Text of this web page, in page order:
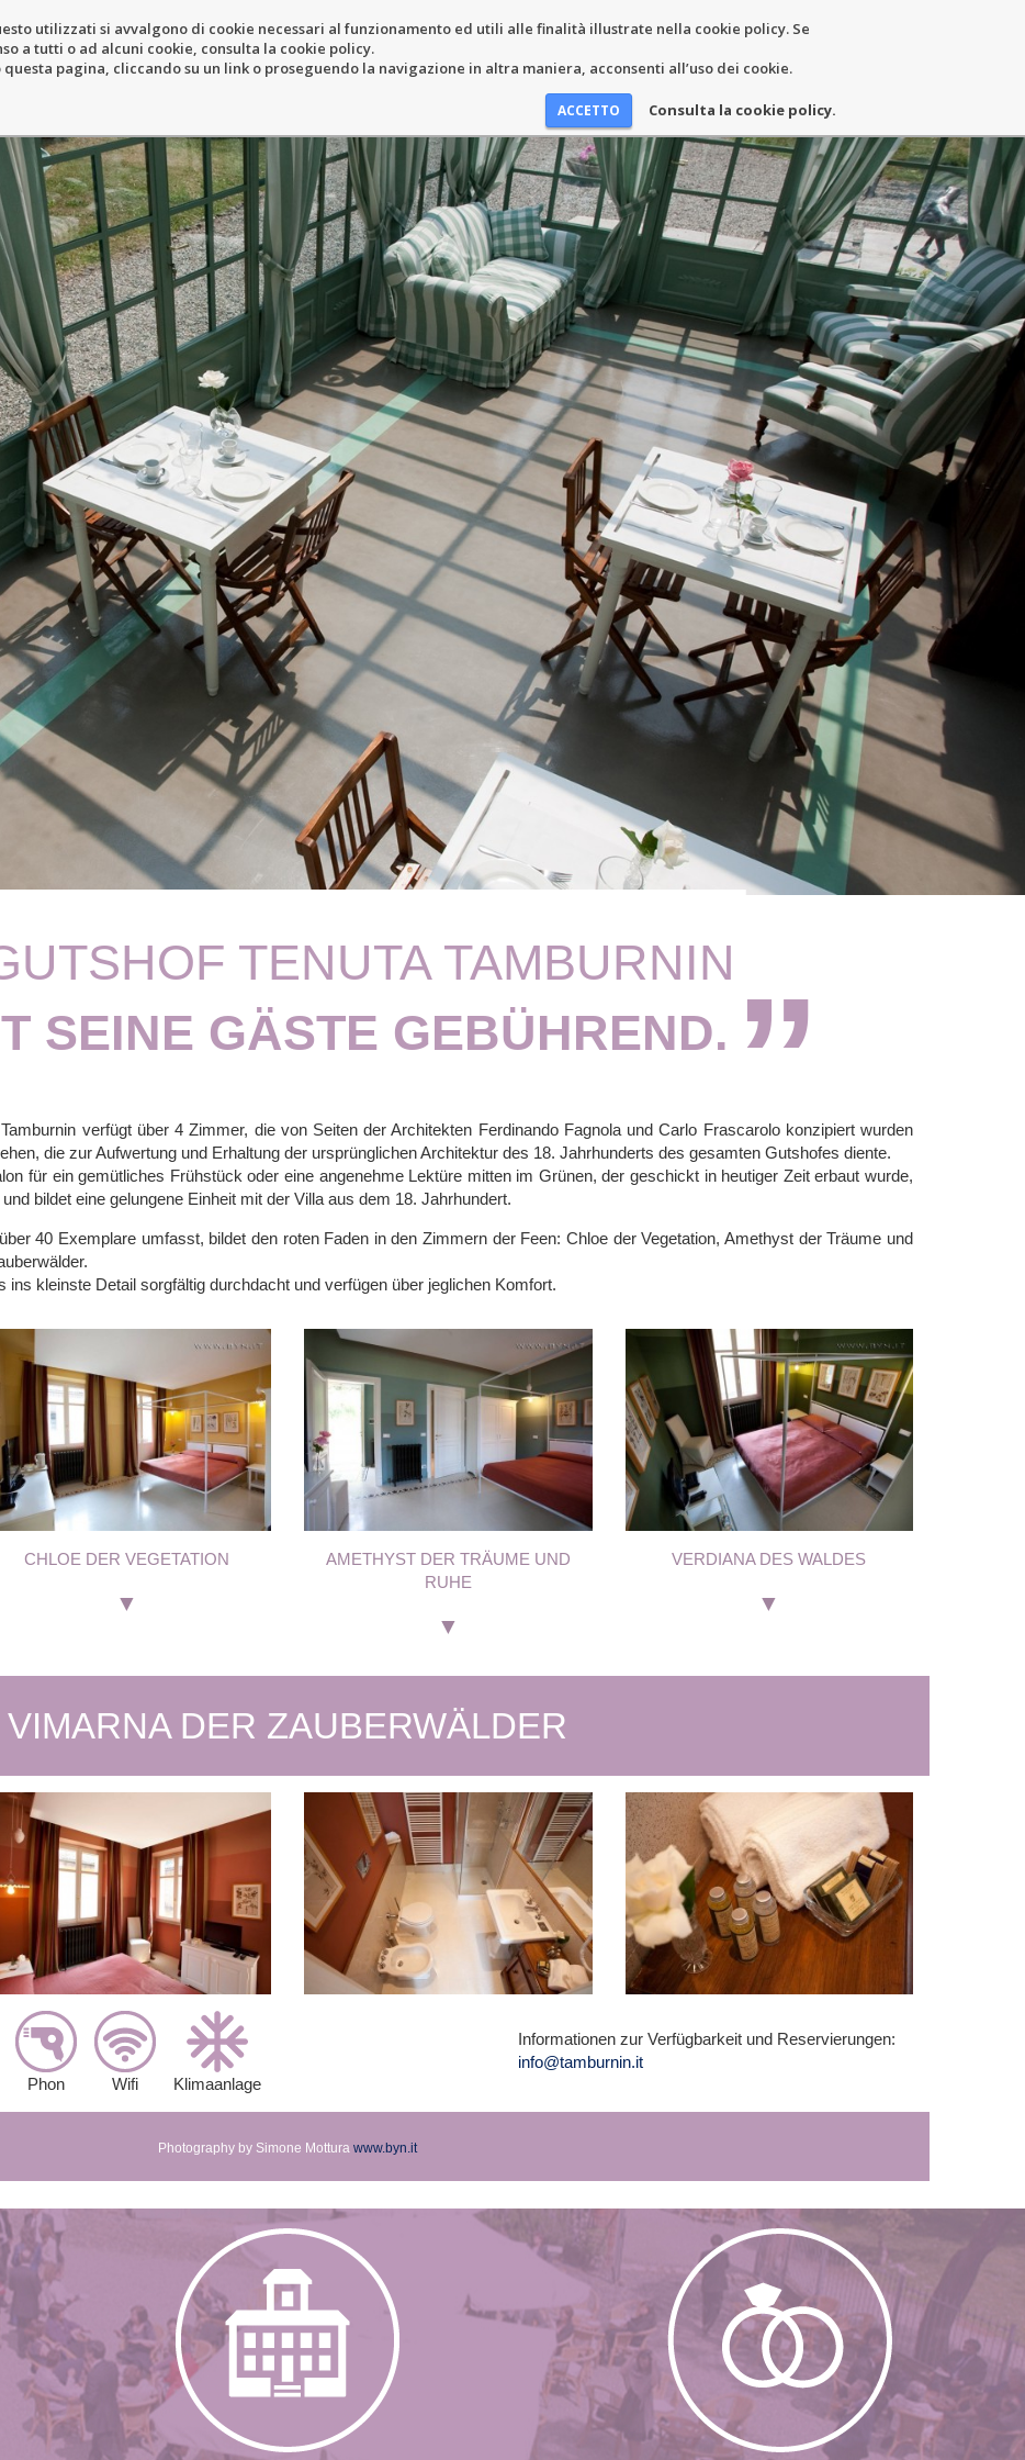
utilizzati si avvalgono di cookie necessari al funzionamento ed utili alle finalità illustrate nella cookie policy. Se
a tutti o ad alcuni cookie, consulta la cookie policy.
pagina, cliccando su un link o proseguendo la navigazione in altra maniera, acconsenti all’uso dei cookie.
Consulta la cookie policy.
RESORT
TENUTA TAMBURNIN
SEINE GÄSTE GEBÜHREND.
verfügt über 4 Zimmer, die von Seiten der Architekten Ferdinando Fagnola und Carlo Frascarolo konzipiert wurden
die zur Aufwertung und Erhaltung der ursprünglichen Architektur des 18. Jahrhunderts des gesamten Gutshofes diente.
für ein gemütliches Frühstück oder eine angenehme Lektüre mitten im Grünen, der geschickt in heutiger Zeit erbaut wurde,
bildet eine gelungene Einheit mit der Villa aus dem 18. Jahrhundert.
40 Exemplare umfasst, bildet den roten Faden in den Zimmern der Feen: Chloe der Vegetation, Amethyst der Träume und
kleinste Detail sorgfältig durchdacht und verfügen über jeglichen Komfort.
CHLOE DER VEGETATION
AMETHYST DER TRÄUME UND
RUHE
VERDIANA DES WALDES
VIMARNA DER ZAUBERWÄLDER
Phon Wifi Klimaanlage
Informationen zur Verfügbarkeit und Reservierungen:
info@tamburnin.it
Photography by Simone Mottura www.byn.it